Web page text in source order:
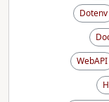
Dotenv
WebAPI